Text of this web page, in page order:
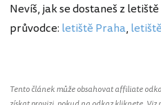
Nevíš, jak se dostaneš z
průvodce: letiště Praha,
Tento článek může obsahovat affiliate